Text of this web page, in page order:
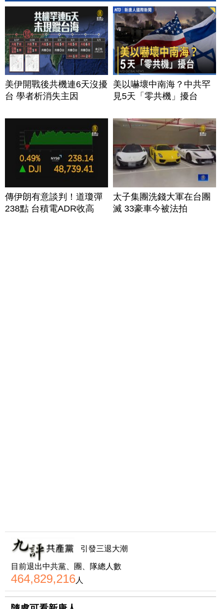
美伊開戰後共機連6天沒擾
台 學者析消失主因
美以嚇壞中南海？中共罕
見5天「零共機」擾台
傳伊朗有意談判！道瓊彈
238點 台積電ADR收高
太子集團洗錢大軍在台團
滅 33豪車今被法拍
引發三退大潮
目前退出中共黨、團、隊總人數
464,829,216人